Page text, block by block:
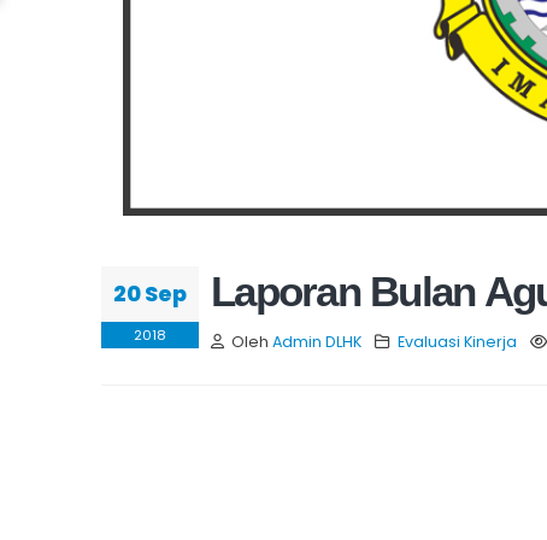
20 Sep
2018
Laporan Bulan
Oleh Admin DLHK Evaluasi Kinerja